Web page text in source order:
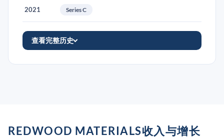
2021 Series C
查看完整历史
REDWOOD MATERIALS收入与增长